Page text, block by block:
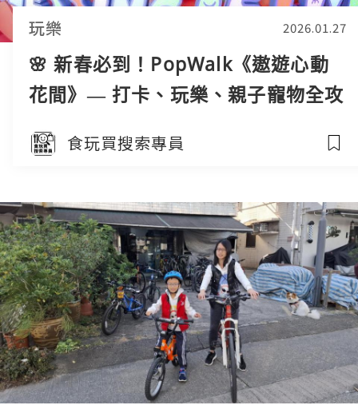
玩樂 2026.01.27
🌸 新春必到！PopWalk《遨遊心動
花間》— 打卡、玩樂、親子寵物全攻
食玩買搜索專員